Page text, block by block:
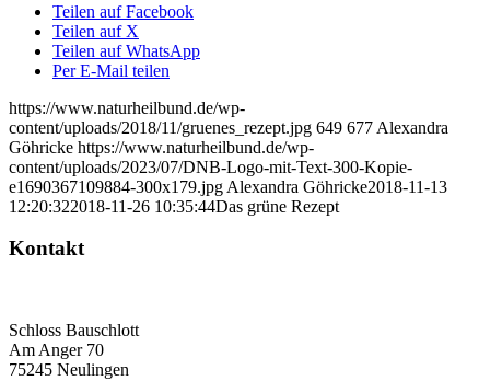
Teilen auf Facebook
Teilen auf X
Teilen auf WhatsApp
Per E-Mail teilen
https://www.naturheilbund.de/wp-
content/uploads/2018/11/gruenes_rezept.jpg 649 677 Alexandra
Göhricke https://www.naturheilbund.de/wp-
content/uploads/2023/07/DNB-Logo-mit-Text-300-Kopie-
e1690367109884-300x179.jpg Alexandra Göhricke2018-11-13
12:20:322018-11-26 10:35:44Das grüne Rezept
Kontakt
Schloss Bauschlott
Am Anger 70
75245 Neulingen